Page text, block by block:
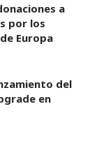
a
por los
Europa
del
en